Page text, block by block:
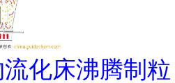
化床沸腾制粒